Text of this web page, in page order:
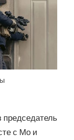
председатель
с Мо и